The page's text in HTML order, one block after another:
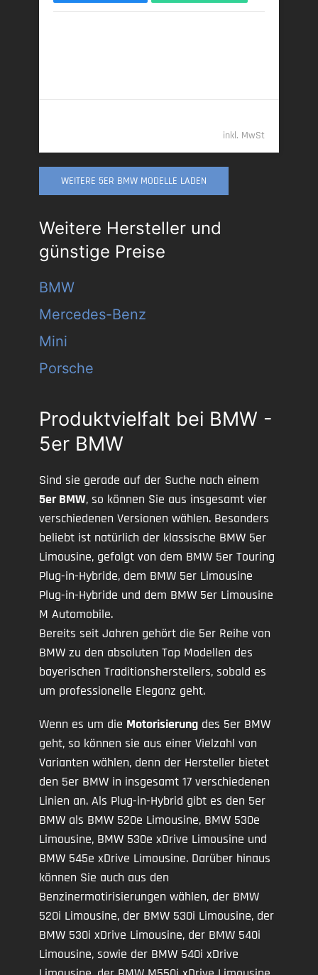
inkl. MwSt
WEITERE 5ER BMW MODELLE LADEN
Weitere Hersteller und
günstige Preise
BMW
Mercedes-Benz
Mini
Porsche
Produktvielfalt bei BMW -
5er BMW
Sind sie gerade auf der Suche nach einem
5er BMW, so können Sie aus insgesamt vier
verschiedenen Versionen wählen. Besonders
beliebt ist natürlich der klassische BMW 5er
Limousine, gefolgt von dem BMW 5er Touring
Plug-in-Hybride, dem BMW 5er Limousine
Plug-in-Hybride und dem BMW 5er Limousine
M Automobile.
Bereits seit Jahren gehört die 5er Reihe von
BMW zu den absoluten Top Modellen des
bayerischen Traditionsherstellers, sobald es
um professionelle Eleganz geht.
Wenn es um die Motorisierung des 5er BMW
geht, so können sie aus einer Vielzahl von
Varianten wählen, denn der Hersteller bietet
den 5er BMW in insgesamt 17 verschiedenen
Linien an. Als Plug-in-Hybrid gibt es den 5er
BMW als BMW 520e Limousine, BMW 530e
Limousine, BMW 530e xDrive Limousine und
BMW 545e xDrive Limousine. Darüber hinaus
können Sie auch aus den
Benzinermotirisierungen wählen, der BMW
520i Limousine, der BMW 530i Limousine, der
BMW 530i xDrive Limousine, der BMW 540i
Limousine, sowie der BMW 540i xDrive